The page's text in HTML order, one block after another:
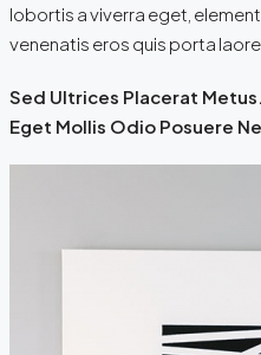
lobortis a viverra eget,
venenatis eros quis porta
Sed Ultrices Placerat
Eget Mollis Odio Posuere